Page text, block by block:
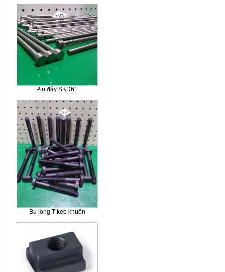
Pin đẩy SKD61
Bu lông T kep khuôn